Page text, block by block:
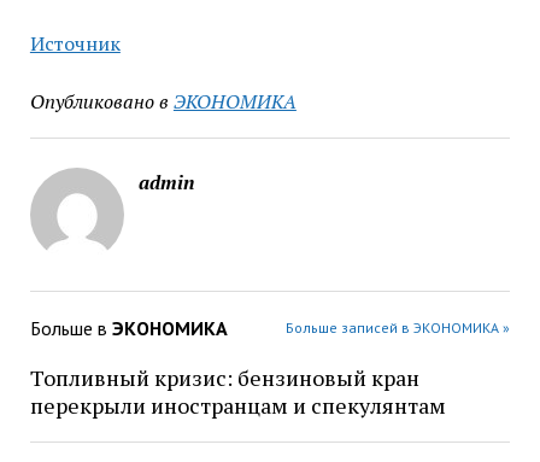
Источник
Опубликовано в ЭКОНОМИКА
admin
Больше в ЭКОНОМИКА Больше записей в ЭКОНОМИКА »
Топливный кризис: бензиновый кран
перекрыли иностранцам и спекулянтам